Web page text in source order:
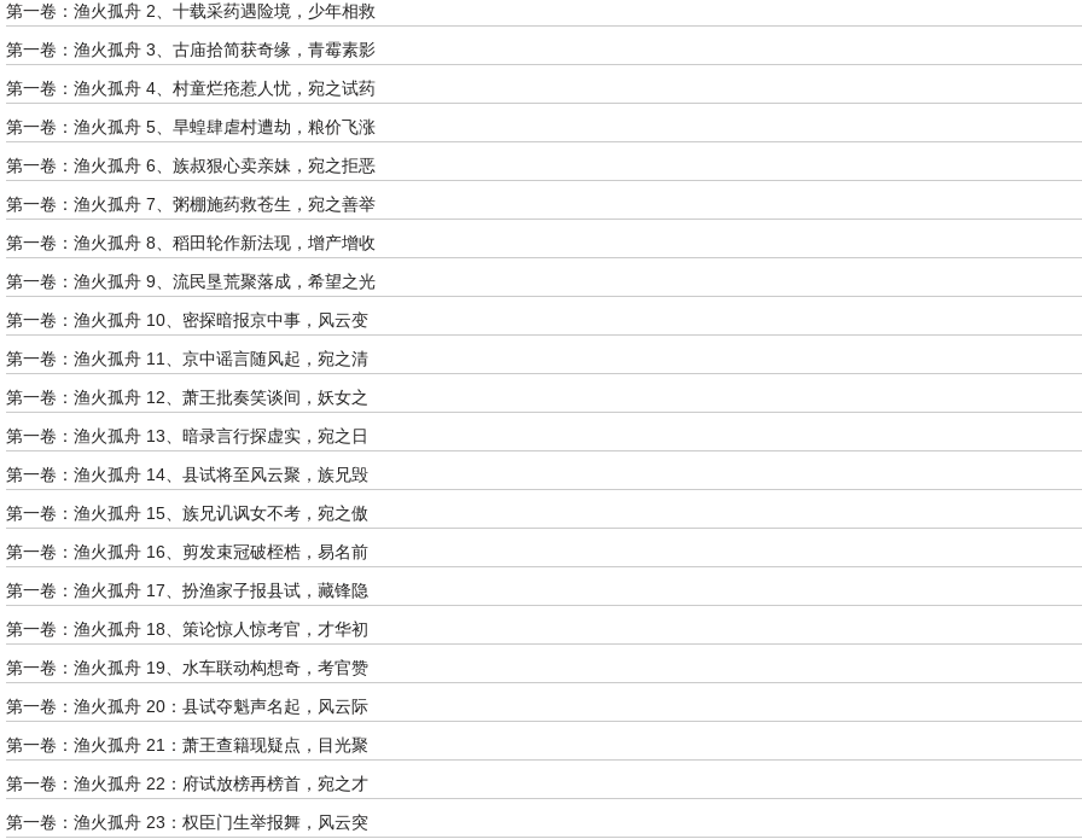
第一卷：渔火孤舟 2、十载采药遇险境，少年相救
第一卷：渔火孤舟 3、古庙拾简获奇缘，青霉素影
第一卷：渔火孤舟 4、村童烂疮惹人忧，宛之试药
第一卷：渔火孤舟 5、旱蝗肆虐村遭劫，粮价飞涨
第一卷：渔火孤舟 6、族叔狠心卖亲妹，宛之拒恶
第一卷：渔火孤舟 7、粥棚施药救苍生，宛之善举
第一卷：渔火孤舟 8、稻田轮作新法现，增产增收
第一卷：渔火孤舟 9、流民垦荒聚落成，希望之光
第一卷：渔火孤舟 10、密探暗报京中事，风云变
第一卷：渔火孤舟 11、京中谣言随风起，宛之清
第一卷：渔火孤舟 12、萧王批奏笑谈间，妖女之
第一卷：渔火孤舟 13、暗录言行探虚实，宛之日
第一卷：渔火孤舟 14、县试将至风云聚，族兄毁
第一卷：渔火孤舟 15、族兄讥讽女不考，宛之傲
第一卷：渔火孤舟 16、剪发束冠破桎梏，易名前
第一卷：渔火孤舟 17、扮渔家子报县试，藏锋隐
第一卷：渔火孤舟 18、策论惊人惊考官，才华初
第一卷：渔火孤舟 19、水车联动构想奇，考官赞
第一卷：渔火孤舟 20：县试夺魁声名起，风云际
第一卷：渔火孤舟 21：萧王查籍现疑点，目光聚
第一卷：渔火孤舟 22：府试放榜再榜首，宛之才
第一卷：渔火孤舟 23：权臣门生举报舞，风云突